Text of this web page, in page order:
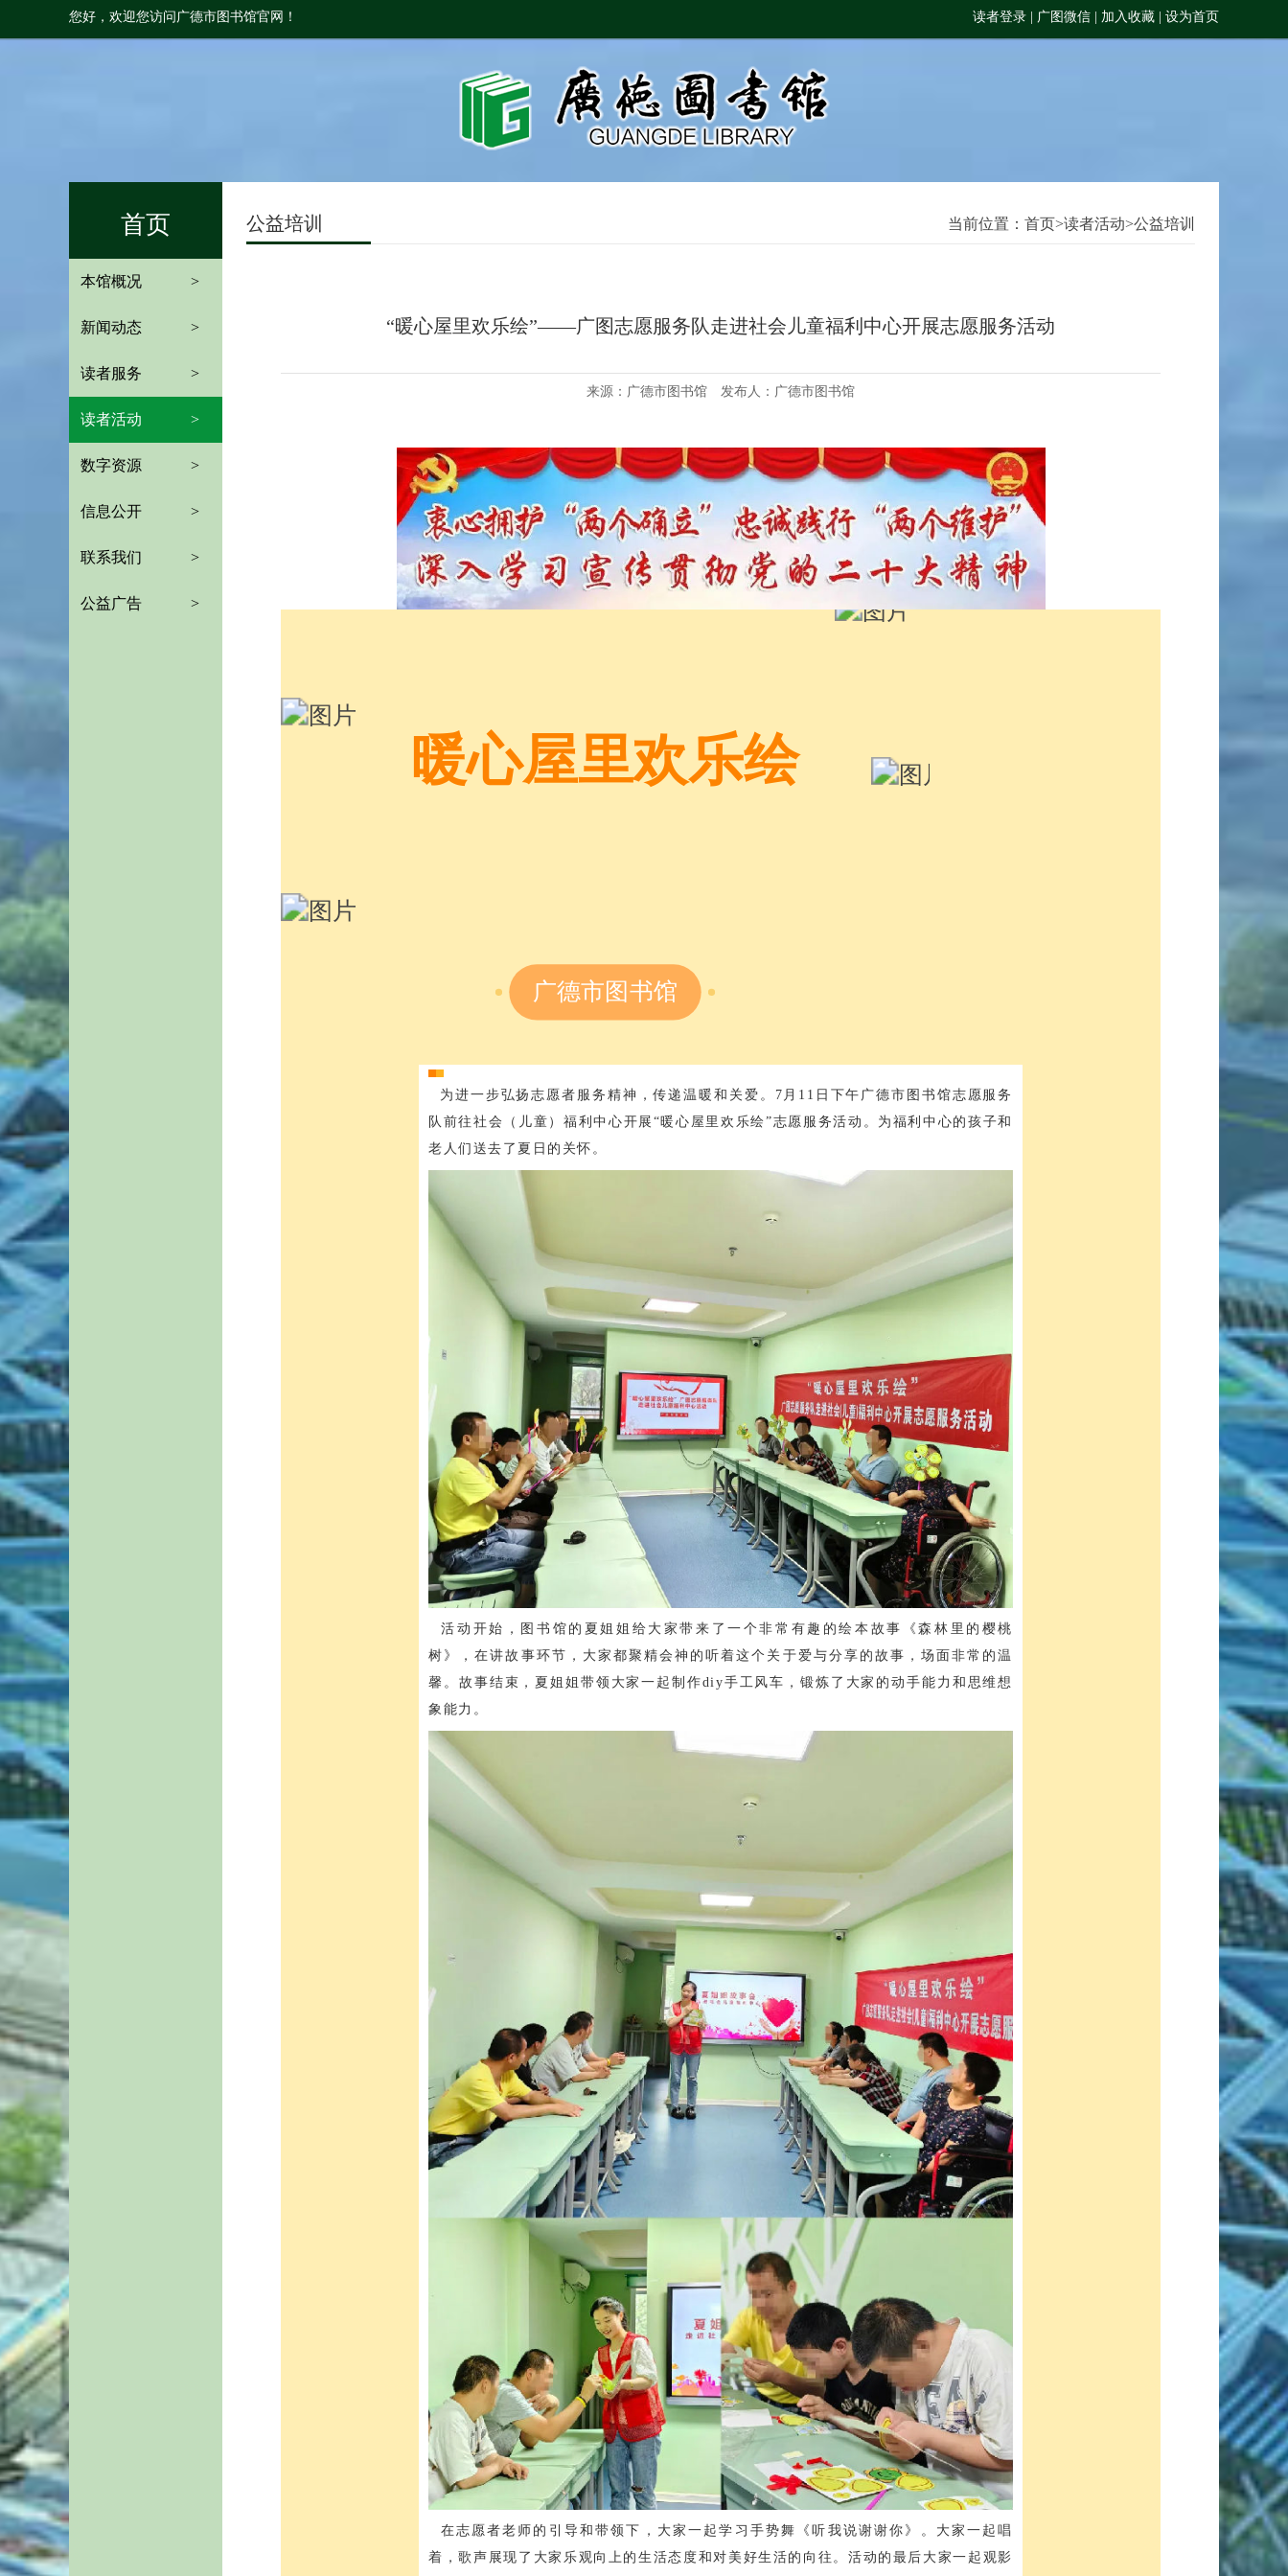
您好，欢迎您访问广德市图书馆官网！ 读者登录 广图微信 加入收藏 设为首页
首页
本馆概况 >
新闻动态 >
读者服务 >
读者活动 >
数字资源 >
信息公开 >
联系我们 >
公益广告 >
公益培训 当前位置： 首页>读者活动>公益培训
“暖心屋里欢乐绘”——广图志愿服务队走进社会儿童福利中心开展志愿服务活动
来源：广德市图书馆 发布人：广德市图书馆
暖心屋里欢乐绘
广德市图书馆
为进一步弘扬志愿者服务精神，传递温暖和关爱。 7月11日下午广德市图书馆志愿服务
队前往社会（儿童）福利中心开展“暖心屋里欢乐绘”志愿服务活动。 为福利中心的孩子和
老人们送去了夏日的关怀。
活动开始，图书馆的夏姐姐给大家带来了一个非常有趣的绘本故事《森林里的樱桃
树》，在讲故事环节，大家都聚精会神的听着这个关于爱与分享的故事，场面非常的温
馨。故事结束，夏姐姐带领大家一起制作diy手工风车，锻炼了大家的动手能力和思维想
象能力。
在志愿者老师的引导和带领下，大家一起学习手势舞《听我说谢谢你》。大家一起唱
着，歌声展现了大家乐观向上的生活态度和对美好生活的向往。活动的最后大家一起观影